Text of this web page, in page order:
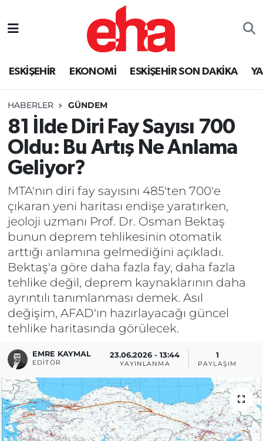
ESKİŞEHİR EKONOMİ ESKİŞEHİR SON DAKİKA
HABERLER GÜNDEM
81 İlde Diri Fay Sayısı 700
Oldu: Bu Artış Ne Anlama
Geliyor?
MTA'nın diri fay sayısını 485'ten 700'e
çıkaran yeni haritası endişe yaratırken,
jeoloji uzmanı Prof. Dr. Osman Bektaş
bunun deprem tehlikesinin otomatik
arttığı anlamına gelmediğini açıkladı.
Bektaş'a göre daha fazla fay, daha fazla
tehlike değil, deprem kaynaklarının daha
ayrıntılı tanımlanması demek. Asıl
değişim, AFAD'ın hazırlayacağı güncel
tehlike haritasında görülecek.
EMRE KAYMAL
EDITÖR
23.06.2026 - 13:44
YAYINLANMA
1
PAYLAŞIM